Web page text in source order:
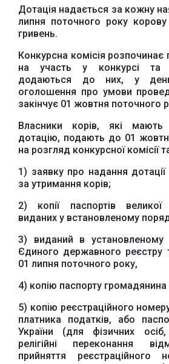
Дотація надається за кожну
липня поточного року
гривень.
Конкурсна комісія
на участь у конкурсі та
додаються до них, у
оголошення про умови
закінчує 01 жовтня поточного
Власники корів, які мають
дотацію, подають до 01
на розгляд конкурсної комісії
1) заявку про надання
за утримання корів;
2) копії паспортів великої
виданих у встановленому
3) виданий в установленому
Єдиного державного реєстру
01 липня поточного року,
4) копію паспорту громадянина
5) копію реєстраційного
платника податків, або
України (для фізичних
релігійні переконання
прийняття реєстраційного